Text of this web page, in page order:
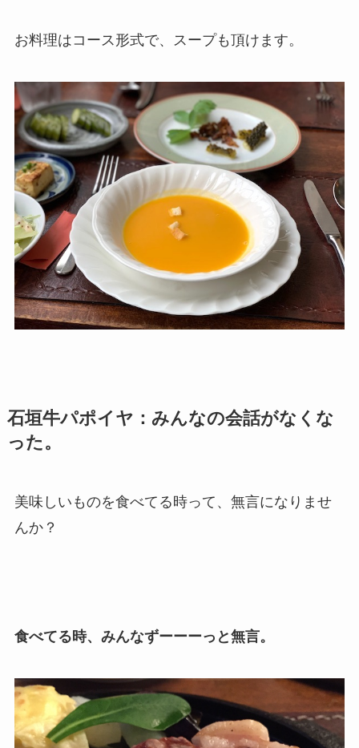
お料理はコース形式で、スープも頂けます。
石垣牛パポイヤ：みんなの会話がなくな
った。
美味しいものを食べてる時って、無言になりませ
んか？
食べてる時、みんなずーーーっと無言。